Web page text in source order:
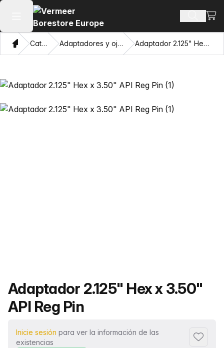
Abrir menú principal Buscar
Ver
HogarCatálogo Adaptadores y ojos de extracción Adaptador 2.125" Hex x 3.50" API Reg Pin
Nombre del producto
Adaptador 2.125" Hex x 3.50"
API Reg Pin
Inicie sesión para ver la información de las
existencias
Añadir